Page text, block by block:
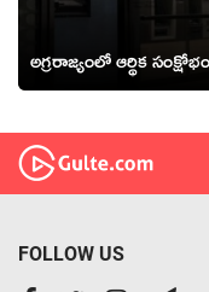
అగ్ర‌రాజ్యంలో ఆర్థిక
FOLLOW US